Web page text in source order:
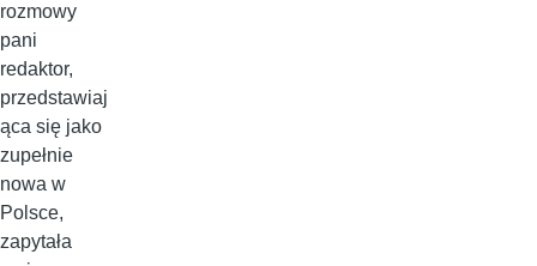
rozmowy
pani
redaktor,
przedstawiaj
ąca się jako
zupełnie
nowa w
Polsce,
zapytała